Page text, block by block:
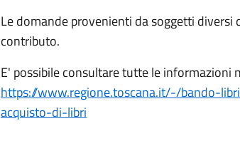
Le domande provenienti da soggetti
contributo.
E' possibile consultare tutte le informazioni
https://www.regione.toscana.it/-/bando-
acquisto-di-libri